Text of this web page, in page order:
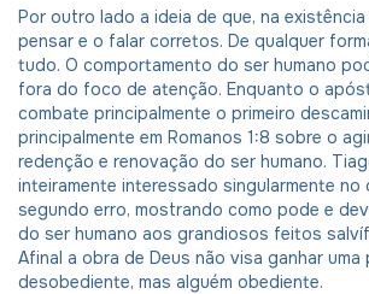
Por outro lado a ideia de que, na
pensar e o falar corretos. De qualquer
tudo. O comportamento do ser humano
fora do foco de atenção. Enquanto o
combate principalmente o primeiro
principalmente em Romanos 1:8 sobre o
redenção e renovação do ser humano.
inteiramente interessado singularmente no
segundo erro, mostrando como pode e
do ser humano aos grandiosos feitos
Afinal a obra de Deus não visa ganhar uma
desobediente, mas alguém obediente.